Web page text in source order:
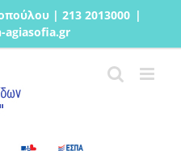
| 213 2013000 |
agiasofia.gr